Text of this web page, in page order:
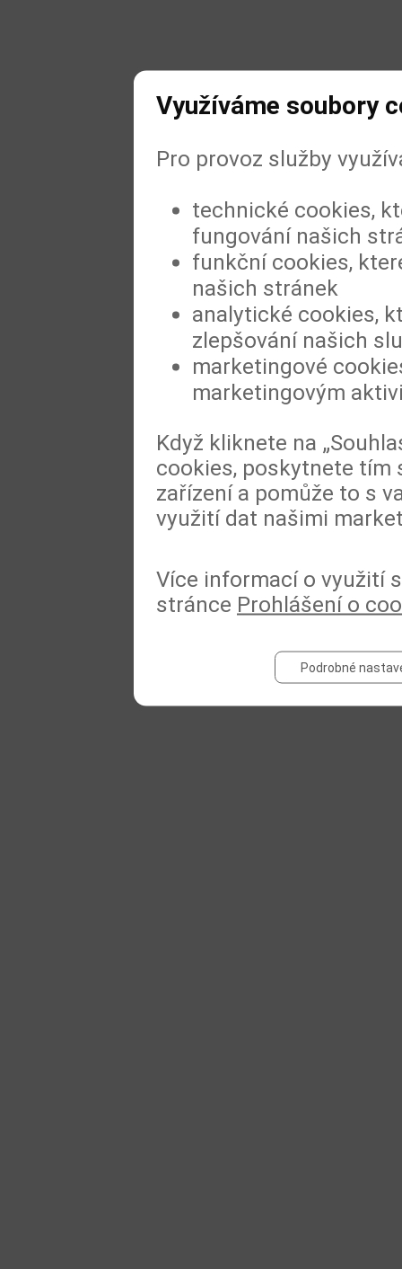
Využíváme soubory
Pro provoz služby
technické cookies,
fungování našich
funkční cookies,
našich stránek
analytické cookies,
zlepšování našich
marketingové
marketingovým
Když kliknete na
cookies, poskytnete tím
zařízení a pomůže to s
využití dat našimi
Více informací o využití
stránce Prohlášení o
Podrobné